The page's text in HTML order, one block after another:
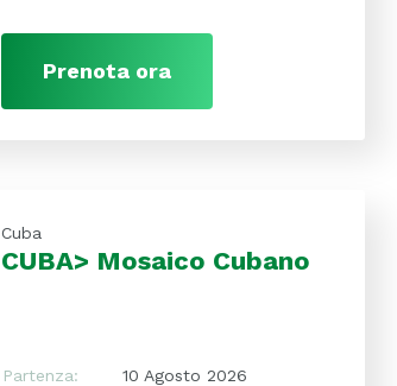
Prenota ora
Cuba
CUBA> Mosaico Cubano
Partenza:
10 Agosto 2026